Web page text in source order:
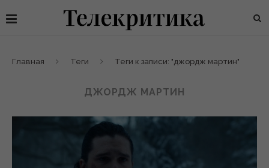
Главная Теги Теги к записи: "джордж мартин"
ДЖОРДЖ МАРТИН